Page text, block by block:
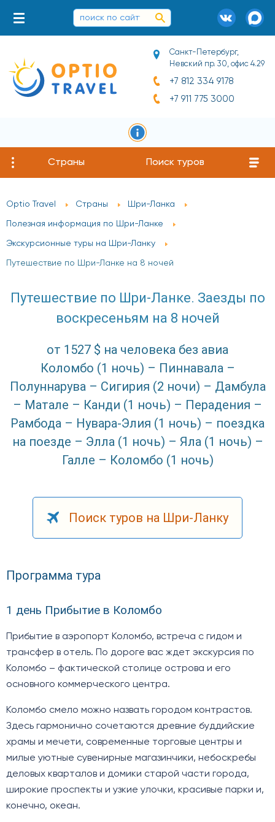
Санкт-Петербург,
Невский пр. 30, офис 4.29
+7 812 334 9178
+7 911 775 3000
Страны Поиск туров
Optio Travel Страны Шри-Ланка
Полезная информация по Шри-Ланке
Экскурсионные туры на Шри-Ланку
Путешествие по Шри-Ланке на 8 ночей
Путешествие по Шри-Ланке. Заезды по
воскресеньям на 8 ночей
от 1527 $ на человека без авиа
Коломбо (1 ночь) – Пиннавала –
Полуннарува – Сигирия (2 ночи) – Дамбула
– Матале – Канди (1 ночь) – Перадения –
Рамбода – Нувара-Элия (1 ночь) – поездка
на поезде – Элла (1 ночь) – Яла (1 ночь) –
Галле – Коломбо (1 ночь)
Поиск туров на Шри-Ланку
Программа тура
1 день Прибытие в Коломбо
Прибытие в аэропорт Коломбо, встреча с гидом и
трансфер в отель. По дороге вас ждет экскурсия по
Коломбо – фактической столице острова и его
основного коммерческого центра.
Коломбо смело можно назвать городом контрастов.
Здесь гармонично сочетаются древние буддийские
храмы и мечети, современные торговые центры и
милые уютные сувенирные магазинчики, небоскребы
деловых кварталов и домики старой части города,
широкие проспекты и узкие улочки, красивые парки и,
конечно, океан.